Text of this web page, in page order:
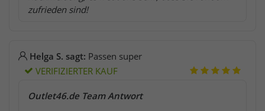
zufrieden sind!
Helga S. sagt: Passen super
VERIFIZIERTER KAUF
Outlet46.de Team Antwort